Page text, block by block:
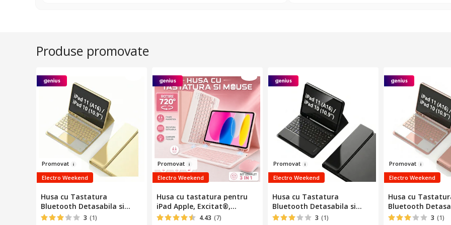
Produse promovate
Promovat
Electro Weekend
Husa cu Tastatura
Bluetooth Detasabila si
Touchpad pentru iPad 11
3 (1)
Promovat
Electro Weekend
Husa cu tastatura pentru
iPad Apple, Excitat®,
compatibil cu tableta iPad
4.43 (7)
Promovat
Electro Weekend
Husa cu Tastatura
Bluetooth Detasabila si
Touchpad pentru iPad 11
3 (1)
Promovat
Electro Weekend
Husa cu
Bluetooth
Touchpad pentru
3 (1)